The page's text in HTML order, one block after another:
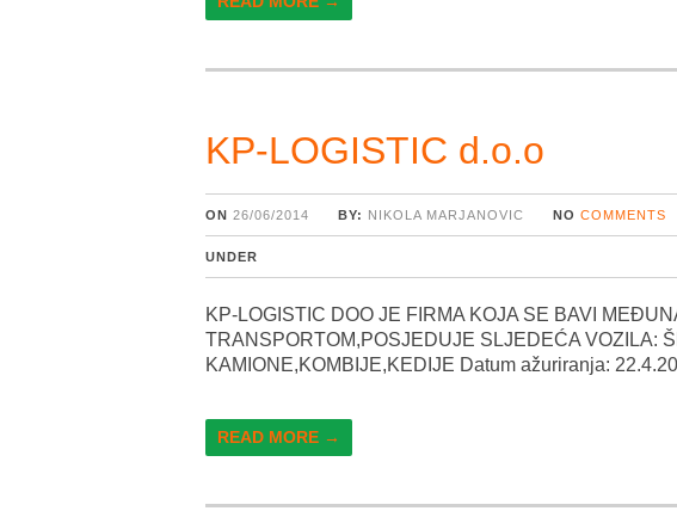
KP-LOGISTIC d.o.o
ON 26/06/2014 BY: NIKOLA MARJANOVIC NO COMMENTS
UNDER
KP-LOGISTIC DOO JE FIRMA KOJA SE BAVI
TRANSPORTOM,POSJEDUJE SLJEDEĆA VOZILA:
KAMIONE,KOMBIJE,KEDIJE Datum ažuriranja:
READ MORE →